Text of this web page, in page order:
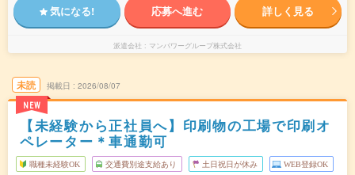
気になる! 応募へ進む 詳しく見る
派遣会社 マンパワーグループ株式会社
未読
NEW
掲載日 2026/08/07
【未経験から正社員へ】印刷物の工場で印刷オ
ペレーター＊車通勤可
職種未経験OK 交通費別途支給あり 土日祝日が休み WEB登録OK